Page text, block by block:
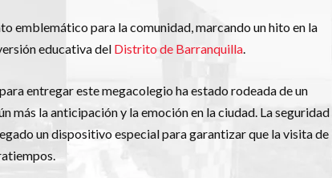
emblemático para la comunidad, marcando un hito en la
educativa del Distrito de Barranquilla.
entregar este megacolegio ha estado rodeada de un
más la anticipación y la emoción en la ciudad. La seguridad
un dispositivo especial para garantizar que la visita de